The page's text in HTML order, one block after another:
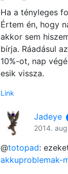
Ha a tényleges
Értem én, hogy
akkor sem
bírja. Ráadásul
10%-ot, nap
esik vissza.
Link
Jadeye
2014.
@totopad:
akkuproblemak-